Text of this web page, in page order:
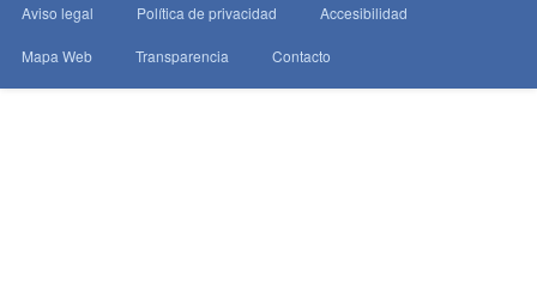
Aviso legal Política de privacidad Accesibilidad
Mapa Web Transparencia Contacto